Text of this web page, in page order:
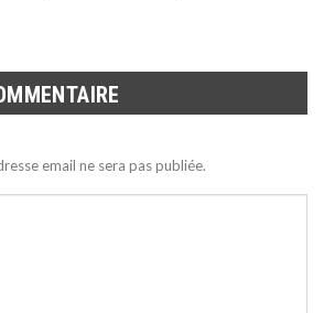
email ne sera pas publiée.